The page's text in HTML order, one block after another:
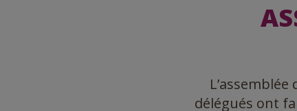
délégués ont